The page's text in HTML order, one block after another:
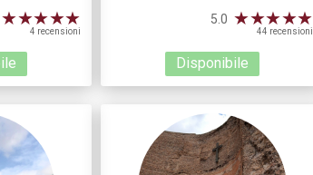
★★★★★
4 recensioni
5.0 ★★★★★
44 recensioni
Disponibile